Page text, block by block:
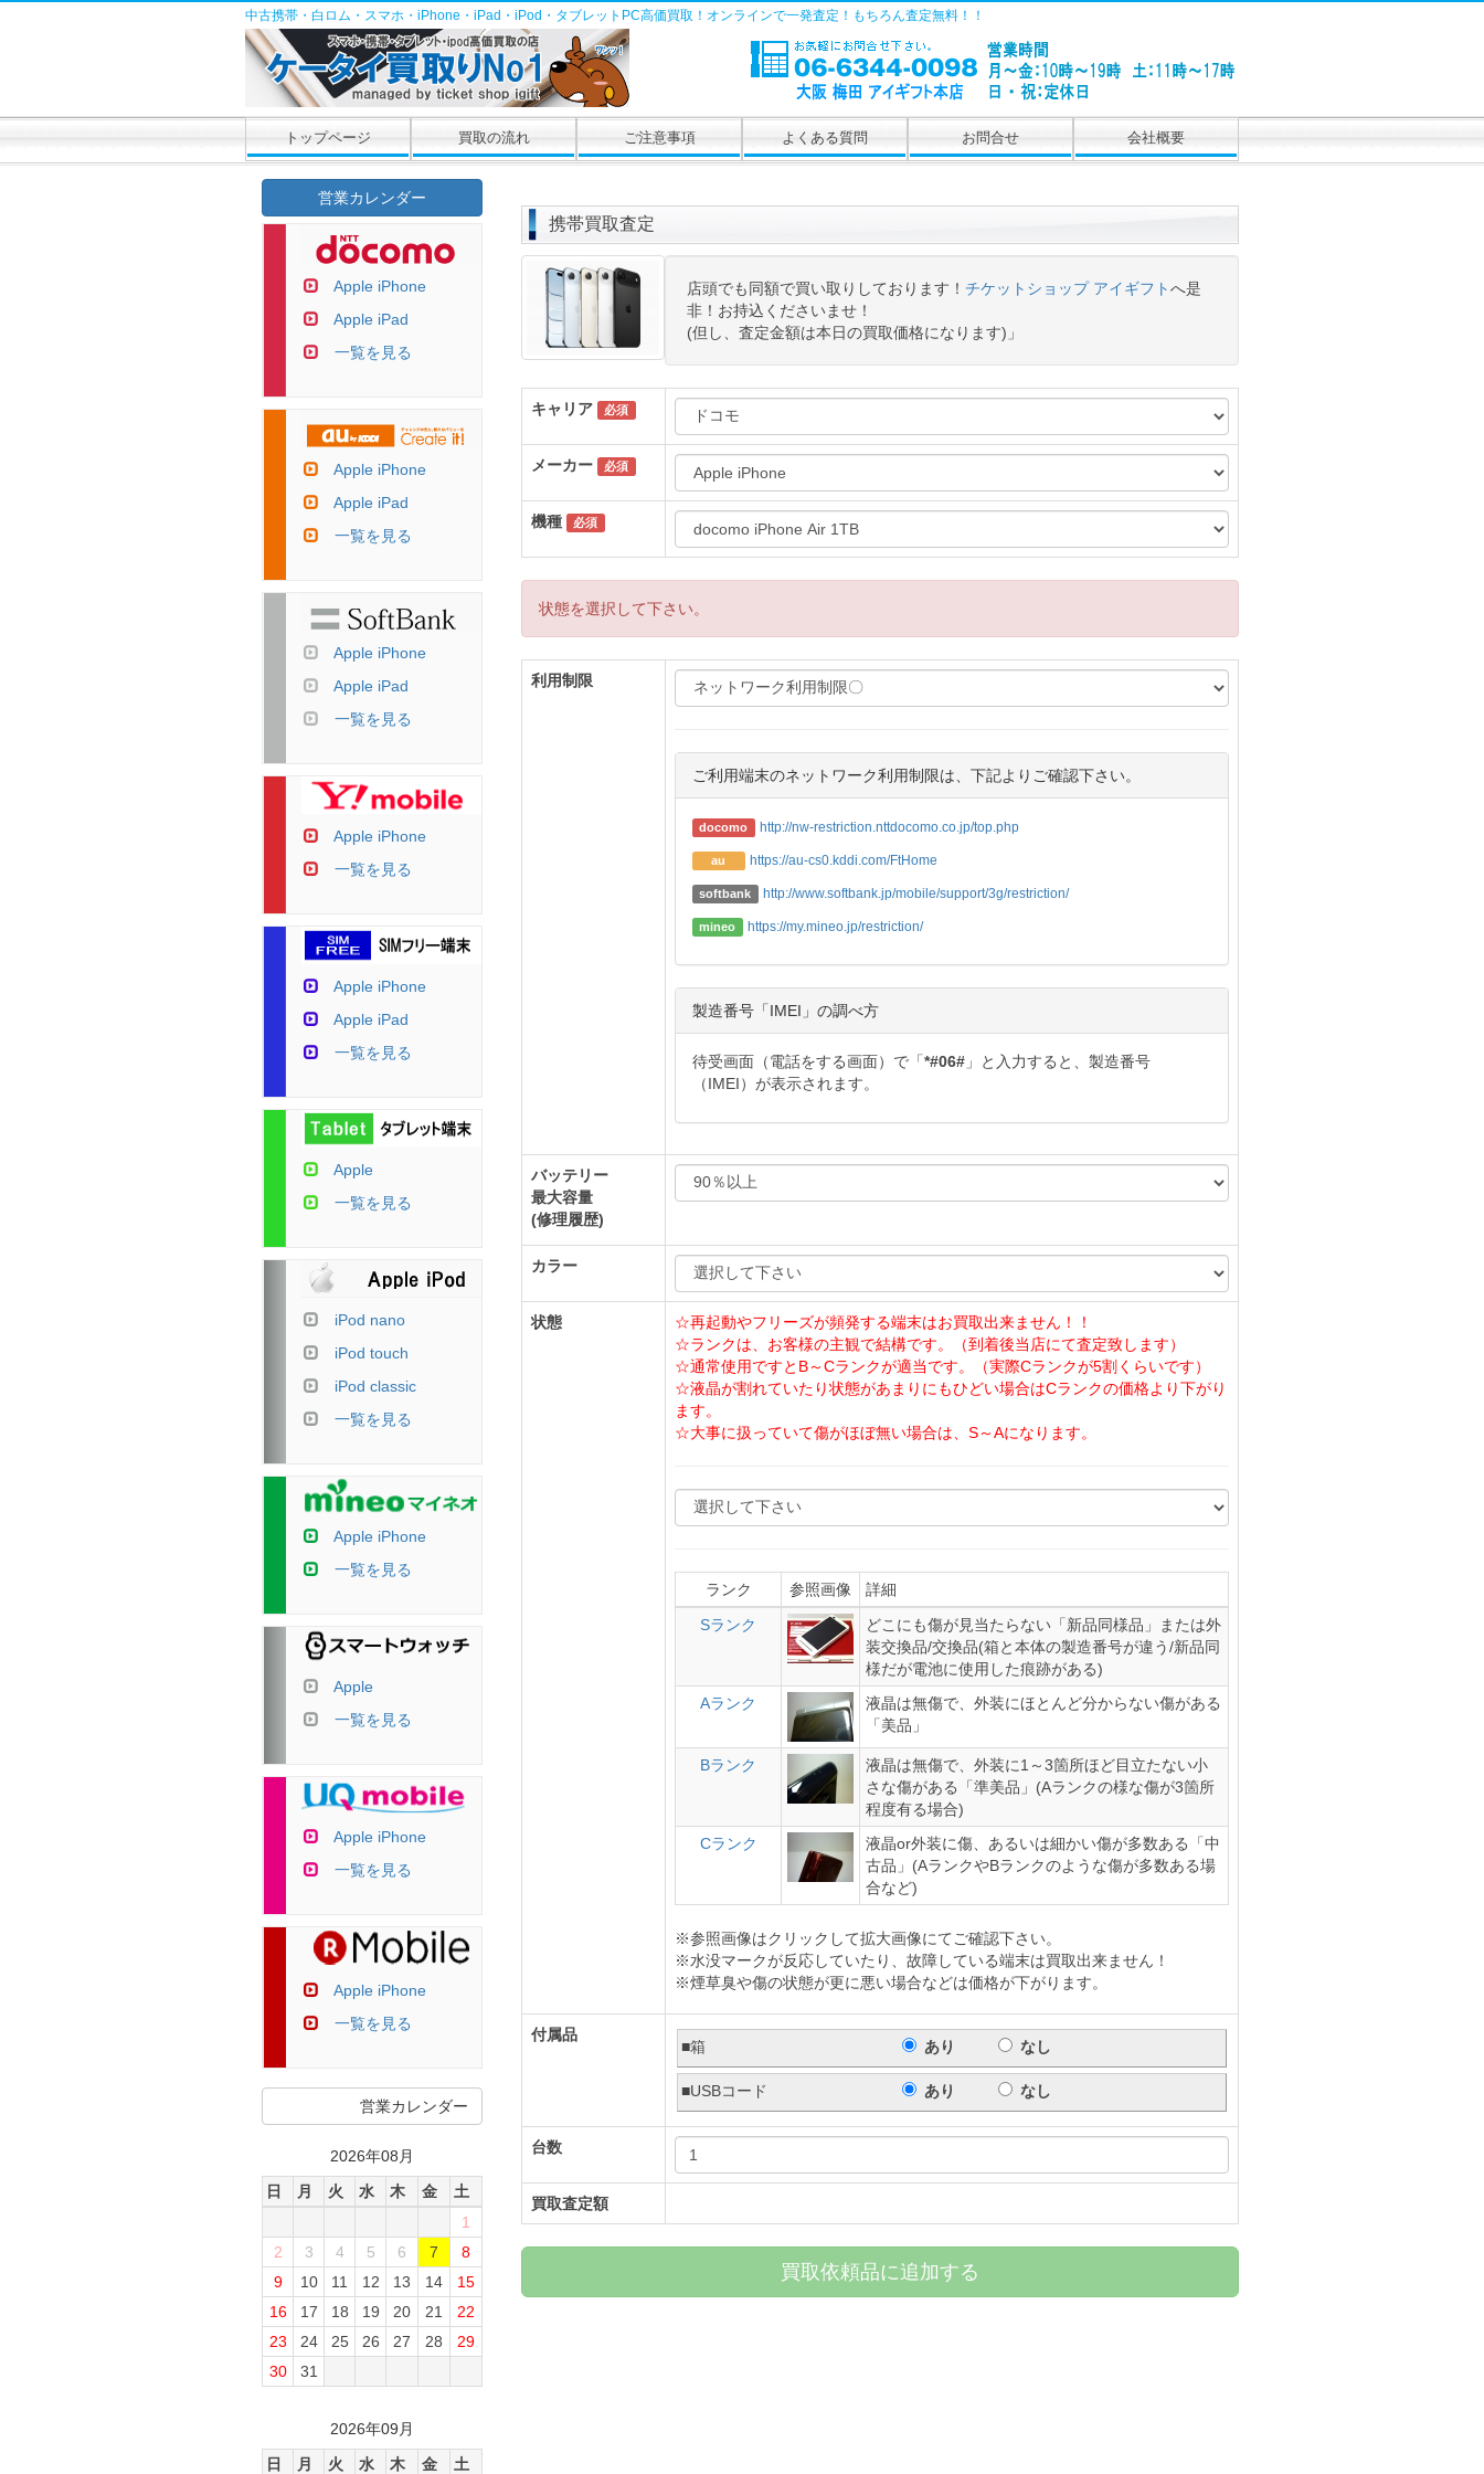
中古携帯・白ロム・スマホ・iPhone・iPad・iPod・タブレットPC高価買取！オンラインで一発査定！もちろん査定無料！！
トップページ 買取の流れ ご注意事項 よくある質問 お問合せ 会社概要
携帯買取査定
店頭でも同額で買い取りしております！ チケットショップ アイギフトへ是
非！お持込くださいませ！
(但し、査定金額は本日の買取価格になります)」
キャリア 必須
メーカー 必須
機種 必須
状態を選択して下さい。
利用制限
ご利用端末のネットワーク利用制限は、下記よりご確認下さい。
docomo http://nw-restriction.nttdocomo.co.jp/top.php
au https://au-cs0.kddi.com/FtHome
softbank http://www.softbank.jp/mobile/support/3g/restriction/
mineo https://my.mineo.jp/restriction/
製造番号「IMEI」の調べ方
待受画面（電話をする画面）で「*#06# 」と入力すると、製造番号
（IMEI）が表示されます。
バッテリー
最大容量
(修理履歴)
カラー
状態
☆再起動やフリーズが頻発する端末はお買取出来ません！！
☆ランクは、お客様の主観で結構です。（到着後当店にて査定致します）
☆通常使用ですとB～Cランクが適当です。（実際Cランクが5割くらいです）
☆液晶が割れていたり状態があまりにもひどい場合はCランクの価格より下がり
ます。
☆大事に扱っていて傷がほぼ無い場合は、S～Aになります。
ランク 参照画像
詳細
Sランク
どこにも傷が見当たらない「新品同様品」または外
装交換品/交換品(箱と本体の製造番号が違う/新品同
様だが電池に使用した痕跡がある)
Aランク
液晶は無傷で、外装にほとんど分からない傷がある
「美品」
Bランク
液晶は無傷で、外装に1～3箇所ほど目立たない小
さな傷がある「準美品」(Aランクの様な傷が3箇所
程度有る場合)
Cランク
液晶or外装に傷、あるいは細かい傷が多数ある「中
古品」(AランクやBランクのような傷が多数ある場
合など)
※参照画像はクリックして拡大画像にてご確認下さい。
※水没マークが反応していたり、故障している端末は買取出来ません！
※煙草臭や傷の状態が更に悪い場合などは価格が下がります。
付属品
■箱 あり なし
■USBコード あり なし
台数
買取査定額
買取依頼品に追加する
営業カレンダー
Apple iPhone
Apple iPad
一覧を見る
Apple iPhone
Apple iPad
一覧を見る
Apple iPhone
Apple iPad
一覧を見る
Apple iPhone
一覧を見る
Apple iPhone
Apple iPad
一覧を見る
Apple
一覧を見る
iPod nano
iPod touch
iPod classic
一覧を見る
Apple iPhone
一覧を見る
Apple
一覧を見る
Apple iPhone
一覧を見る
Apple iPhone
一覧を見る
営業カレンダー
2026年08月
日
月 火 水 木 金
土
1
2
3 4 5 6 7
8
9
10 11 12 13 14
15
16
17 18 19 20 21
22
23
24 25 26 27 28
29
30
31
2026年09月
日
月 火 水 木 金 土